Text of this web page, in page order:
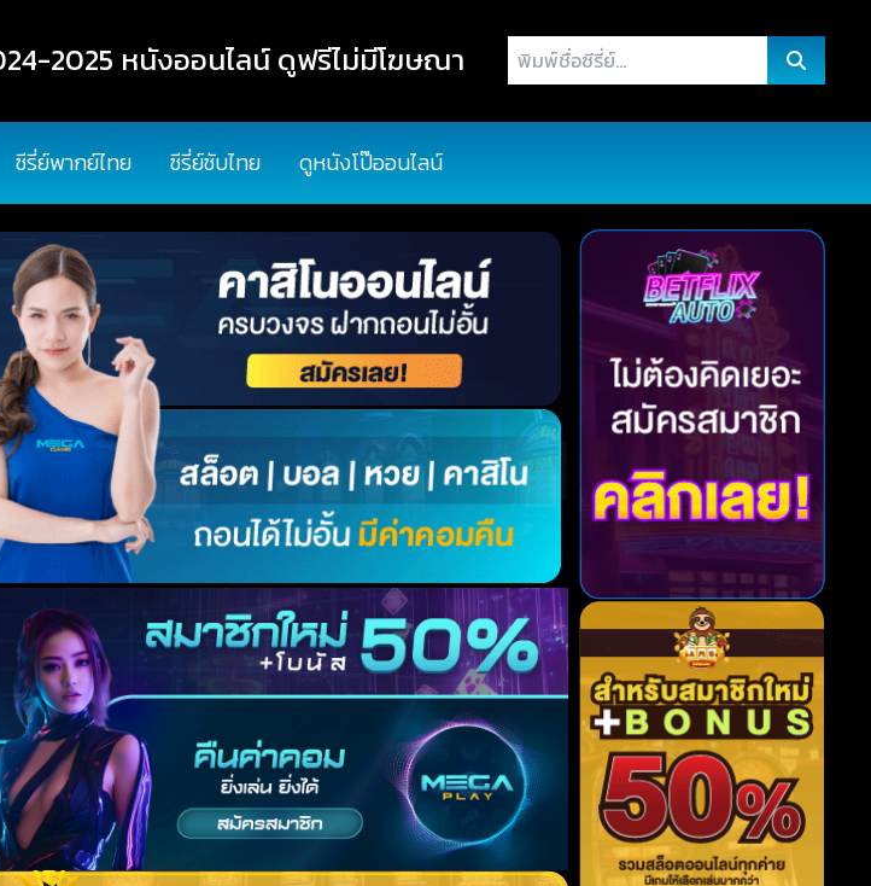
2025 หนังออนไลน์ ดูฟรีไม่มีโฆษณา
พิมพ์
ชื่อ
ซีรี่ย์พากย์ไทย ซีรี่ย์ซับไทย ดูหนังโป๊ออนไลน์